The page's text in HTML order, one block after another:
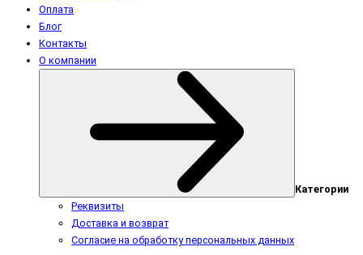
Оплата
Блог
Контакты
О компании
Категории
Реквизиты
Доставка и возврат
Согласие на обработку персональных данных